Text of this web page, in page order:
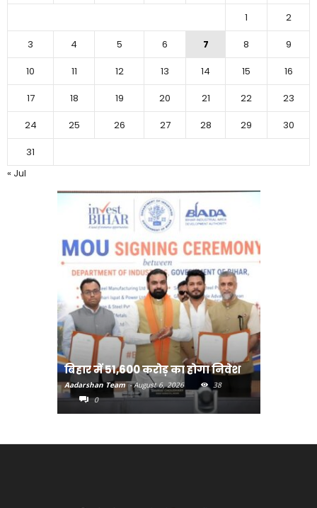
1
2
3
4 5 6 7 8
9
10
11 12 13 14 15
16
17
18 19 20 21 22
23
24
25 26 27 28 29
30
31
« Jul
बिहार में 51,600 करोड़ का होगा निवेश
Aadarshan Team - August 6, 2026
38
0